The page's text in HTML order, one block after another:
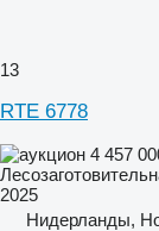
13
RTE 6778
4 457
2025
Нидерланды,